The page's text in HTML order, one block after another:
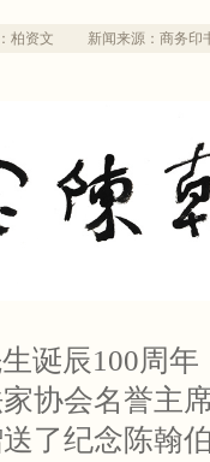
柏资文 新闻来源：商务印
诞辰100周年
协会名誉主
了纪念陈翰